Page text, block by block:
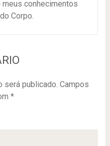
conhecimentos
Corpo.
será publicado. Campos
*